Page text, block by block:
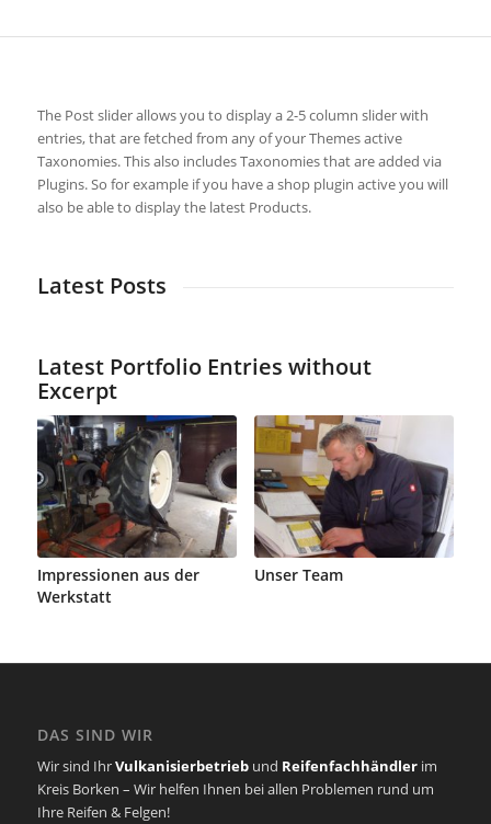
The Post slider allows you to display a 2-5 column slider with
entries, that are fetched from any of your Themes active
Taxonomies. This also includes Taxonomies that are added via
Plugins. So for example if you have a shop plugin active you will
also be able to display the latest Products.
Latest Posts
Latest Portfolio Entries without
Excerpt
Impressionen aus der
Werkstatt
Unser Team
DAS SIND WIR
Wir sind IhrVulkanisierbetriebund Reifenfachhändlerim
Kreis Borken – Wir helfen Ihnen bei allen Problemen rund um
Ihre Reifen & Felgen!